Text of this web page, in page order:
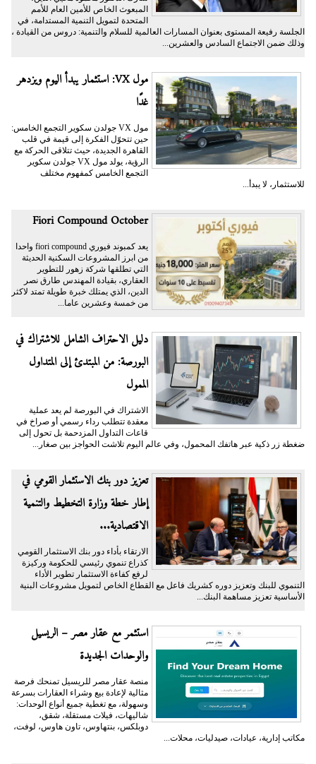
المبعوث الخاص للأمين العام للأمم
المتحدة لتمويل التنمية المستدامة، في
الجلسة رفيعة المستوى بعنوان المسارات العالمية للسلام والتنمية: دروس من القيادة ،
وذلك ضمن الاجتماع السادس والعشرين...
مول VX: استثمار يبدأ اليوم ويزدهر
غدًا
مول VX جولدن سكوير التجمع الخامس:
حين تتحوّل الفكرة إلى قيمة في قلب
القاهرة الجديدة، حيث تتلاقى الحركة مع
الرؤية، يولد مول VX جولدن سكوير
التجمع الخامس كمفهوم مختلف
للاستثمار، لا يبدأ...
Fiori Compound October
يعد كمبوند فيوري fiori compound واحدا
من ابرز المشروعات السكنية الحديثة
التي تطلقها شركة زهور للتطوير
العقاري، بقيادة المهندس طارق نصر
الدين، الذي يمتلك خبرة طويلة تمتد لاكثر
من خمسة وعشرين عاما...
دليل الاحتراف الشامل للاشتراك في
البورصة: من المبتدئ إلى المتداول
الممول
الاشتراك في البورصة لم يعد عملية
معقدة تتطلب رداء رسمي أو صراخ في
قاعات التداول المزدحمة بل تحول إلى
ضغطة زر ذكية عبر هاتفك المحمول، وفي عالم اليوم تلاشت الحواجز بين صغار...
تعزيز دور بنك الاستثمار القومي في
إطار خطة وزارة التخطيط والتنمية
الاقتصادية...
الارتقاء بأداء دور بنك الاستثمار القومي
كذراع تنموي رئيسي للحكومة وركيزة
لرفع كفاءة الاستثمار تطوير الأداء
التنموي للبنك وتعزيز دوره كشريك فاعل مع القطاع الخاص لتمويل مشروعات البنية
الأساسية تعزيز مساهمة البنك...
استثمر مع عقار مصر – الريسيل
والوحدات الجديدة
منصة عقار مصر للريسيل تمنحك فرصة
مثالية لإعادة بيع وشراء العقارات بسرعة
وسهولة، مع تغطية جميع أنواع الوحدات:
شاليهات، فيلات مستقلة، شقق،
دوبلكس، بنتهاوس، تاون هاوس، لوفت،
مكاتب إدارية، عيادات، صيدليات، محلات...